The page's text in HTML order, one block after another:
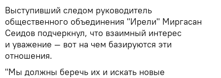
Выступивший следом руководитель
общественного объединения "Ирели" Миргасан
Сеидов подчеркнул, что взаимный интерес
и уважение — вот на чем базируются эти
отношения.
"Мы должны беречь их и искать новые